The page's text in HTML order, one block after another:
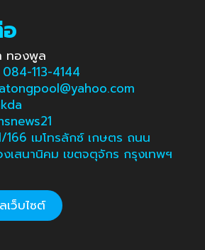
ทองพูล
084-113-4144
166 เมโทรลักซ์ เกษตร ถนน
งเสนานิคม เขตจตุจักร กรุงเทพฯ
ว็บไซต์